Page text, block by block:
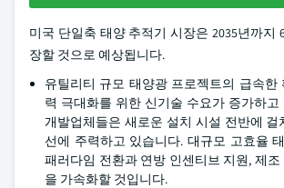
미국 단일축 태양 추적기 시장은 2035년까지
장할 것으로 예상됩니다.
유틸리티 규모 태양광 프로젝트의 급속한
력 극대화를 위한 신기술 수요가 증가하고
개발업체들은 새로운 설치 시설 전반에 걸
선에 주력하고 있습니다. 대규모 고효율
패러다임 전환과 연방 인센티브 지원, 제조
을 가속화할 것입니다.